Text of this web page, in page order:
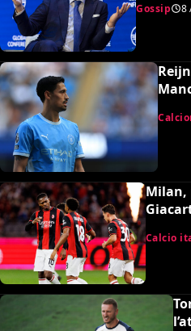
UEFA
Gossip 8
Milan,
Calcio